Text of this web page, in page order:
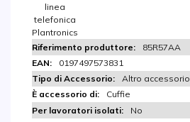
linea
telefonica
Plantronics
85R57AA
0197497573831
Altro accessorio
Cuffie
No